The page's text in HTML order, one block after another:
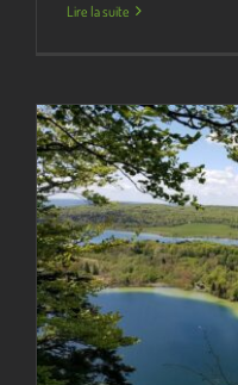
Lire la suite